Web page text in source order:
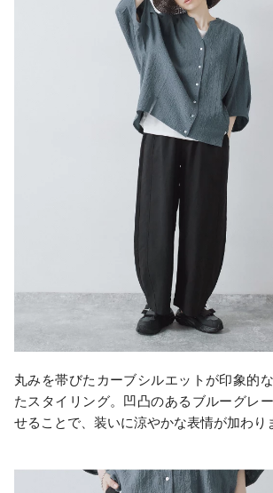
丸みを帯びたカーブシルエットが印象的
たスタイリング。凹凸のあるブルーグレ
せることで、装いに涼やかな表情が加わり